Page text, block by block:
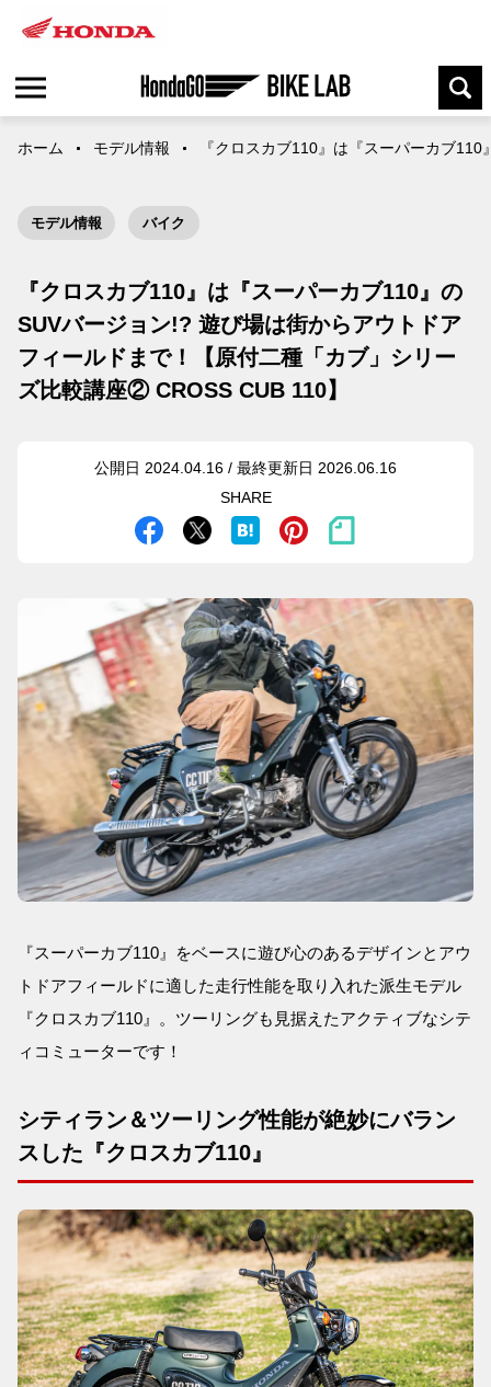
ホーム モデル情報 『クロスカブ110』は『スーパーカブ
モデル情報 バイク
『クロスカブ110』は『スーパーカブ110』の
SUVバージョン!? 遊び場は街からアウトドア
フィールドまで！【原付二種「カブ」シリー
ズ比較講座② CROSS CUB 110】
公開日 2024.04.16 / 最終更新日 2026.06.16
SHARE
『スーパーカブ110』をベースに遊び心のあるデザインとアウ
トドアフィールドに適した走行性能を取り入れた派生モデル
『クロスカブ110』。ツーリングも見据えたアクティブなシテ
ィコミューターです！
シティラン＆ツーリング性能が絶妙にバラン
スした『クロスカブ110』